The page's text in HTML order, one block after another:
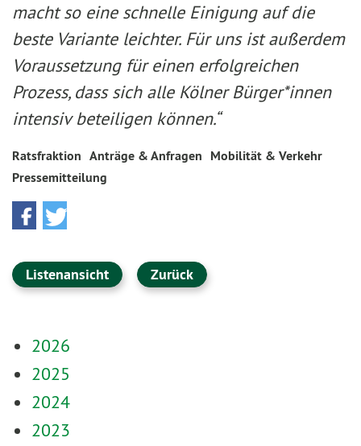
macht so eine schnelle Einigung auf die
beste Variante leichter. Für uns ist außerdem
Voraussetzung für einen erfolgreichen
Prozess, dass sich alle Kölner Bürger*innen
intensiv beteiligen können.“
Ratsfraktion Anträge & Anfragen Mobilität & Verkehr
Pressemitteilung
Listenansicht Zurück
2026
2025
2024
2023